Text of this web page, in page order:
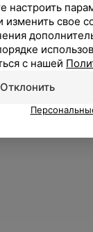
настроить
изменить свое
с нашей
Отклонить